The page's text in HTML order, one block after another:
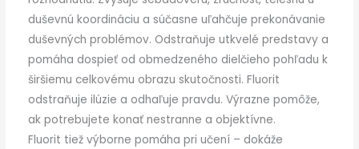
duševnú koordináciu a súčasne uľahčuje prekonávanie
duševných problémov. Odstraňuje utkvelé predstavy a
pomáha dospieť od obmedzeného dielčieho pohľadu k
širšiemu celkovému obrazu skutočnosti. Fluorit
odstraňuje ilúzie a odhaľuje pravdu. Výrazne pomôže,
ak potrebujete konať nestranne a objektívne.
Fluorit tiež výborne pomáha pri učení – dokáže